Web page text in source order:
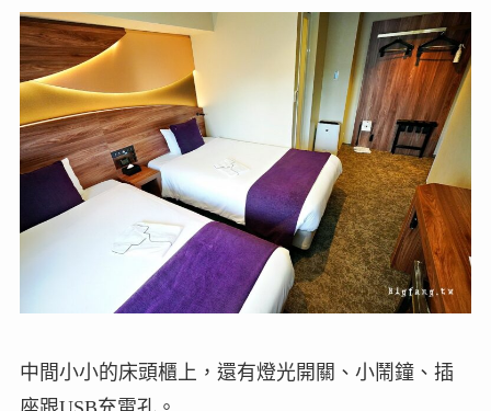
中間小小的床頭櫃上，還有燈光開關、小鬧鐘、插